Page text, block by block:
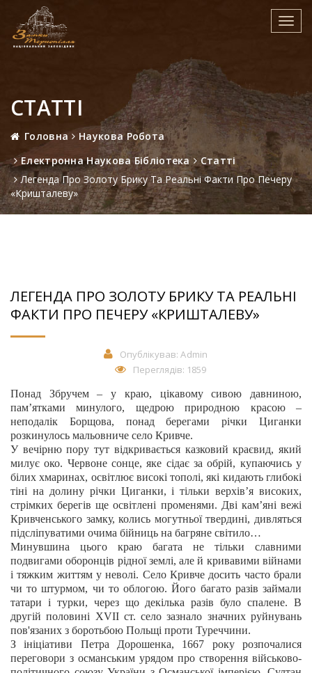
СТАТТІ
Головна
Наукова Робота
Електронна Наукова Бібліотека
Статті
Легенда Про Золоту Брику Та Реальні Факти Про Печеру
«Кришталеву»
ЛЕГЕНДА ПРО ЗОЛОТУ БРИКУ ТА РЕАЛЬНІ
ФАКТИ ПРО ПЕЧЕРУ «КРИШТАЛЕВУ»
Опублікував:Admin
Переглядів: 1859
Понад Збручем – у краю, цікавому сивою давниною,
пам’ятками минулого, щедрою природною красою –
неподалік Борщова, понад берегами річки Циганки
розкинулось мальовниче село Кривче.
У вечірню пору тут відкривається казковий краєвид, який
милує око. Червоне сонце, яке сідає за обрій, купаючись у
білих хмаринах, освітлює високі тополі, які кидають глибокі
тіні на долину річки Циганки, і тільки верхів’я високих,
стрімких берегів ще освітлені променями. Дві кам’яні вежі
Кривченського замку, колись могутньої твердині, дивляться
підсліпуватими очима бійниць на багряне світило…
Минувшина цього краю багата не тільки славними
подвигами оборонців рідної землі, але й кривавими війнами
і тяжким життям у неволі. Село Кривче досить часто брали
чи то штурмом, чи то облогою. Його багато разівзаймали
татари і турки, через щодекілька разів було спалене. В
другій половині XVII ст. село зазнало значних руйну­вань
пов'язаних з боротьбою Польщі проти Туреччини.
З ініціативи
Петра
Дорошенка, 1667 року розпочалися
переговори з османським урядом про створення військово-